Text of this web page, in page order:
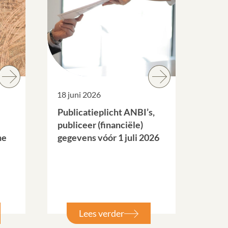
18 juni 2026
Publicatieplicht ANBI’s,
publiceer (financiële)
gegevens vóór 1 juli 2026
Lees verder